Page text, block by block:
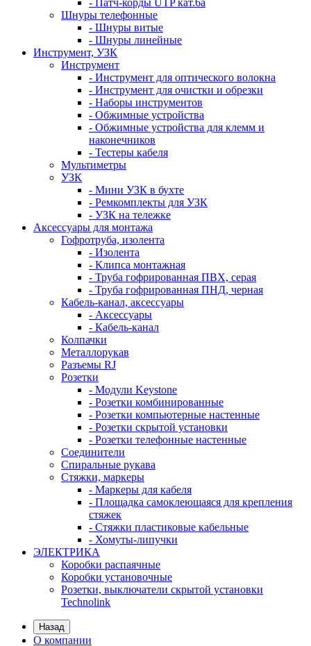
- Патч-корды UTP кат.6а
Шнуры телефонные
- Шнуры витые
- Шнуры линейные
Инструмент, УЗК
Инструмент
- Инструмент для оптического волокна
- Инструмент для очистки и обрезки
- Наборы инструментов
- Обжимные устройства
- Обжимные устройства для клемм и
наконечников
- Тестеры кабеля
Мультиметры
УЗК
- Мини УЗК в бухте
- Ремкомплекты для УЗК
- УЗК на тележке
Аксессуары для монтажа
Гофротруба, изолента
- Изолента
- Клипса монтажная
- Труба гофрированная ПВХ, серая
- Труба гофрированная ПНД, черная
Кабель-канал, аксессуары
- Аксессуары
- Кабель-канал
Колпачки
Металлорукав
Разъемы RJ
Розетки
- Модули Keystone
- Розетки комбинированные
- Розетки компьютерные настенные
- Розетки скрытой установки
- Розетки телефонные настенные
Соединители
Спиральные рукава
Стяжки, маркеры
- Маркеры для кабеля
- Площадка самоклеющаяся для крепления
стяжек
- Стяжки пластиковые кабельные
- Хомуты-липучки
ЭЛЕКТРИКА
Коробки распаячные
Коробки установочные
Розетки, выключатели скрытой установки
Technolink
Назад
О компании